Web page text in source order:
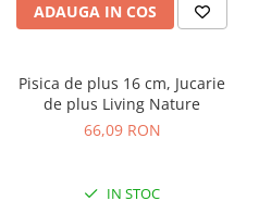
ADAUGA IN COS
Pisica de plus 16 cm, Jucarie
de plus Living Nature
66,09 RON
IN STOC